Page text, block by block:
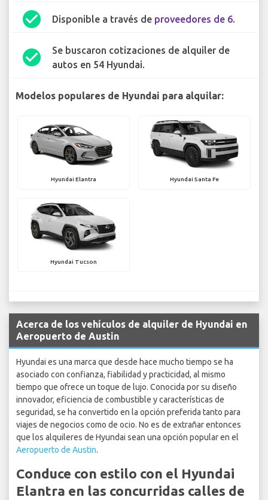
check_circle Disponible a través de proveedores de 6.
check_circle
Se buscaron cotizaciones de alquiler de
autos en 54 Hyundai.
Modelos populares de Hyundai para alquilar:
Hyundai Elantra Hyundai Santa Fe
Hyundai Tucson
Acerca de los vehículos de alquiler de Hyundai en
Aeropuerto de Austin
Hyundai es una marca que desde hace mucho tiempo se ha
asociado con confianza, fiabilidad y practicidad, al mismo
tiempo que ofrece un toque de lujo. Conocida por su diseño
innovador, eficiencia de combustible y características de
seguridad, se ha convertido en la opción preferida tanto para
viajes de negocios como de ocio. No es de extrañar entonces
que los alquileres de Hyundai sean una opción popular en el
Aeropuerto de Austin.
Conduce con estilo con el Hyundai
Elantra en las concurridas calles de